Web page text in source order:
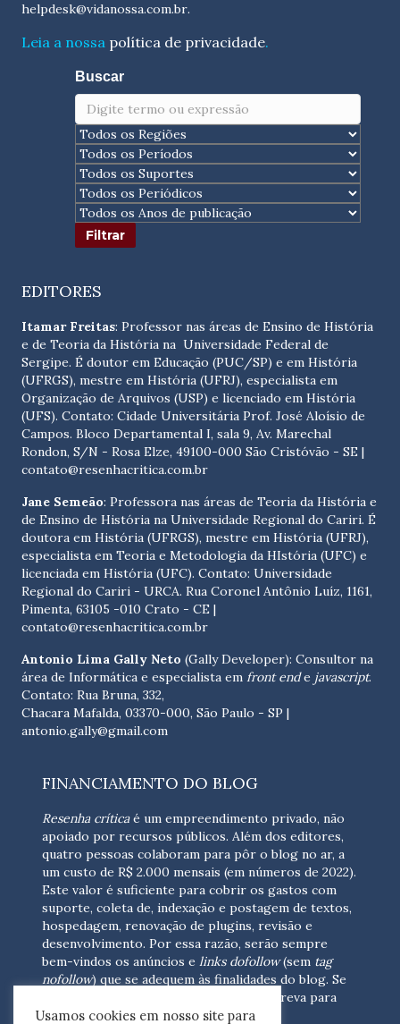
helpdesk@vidanossa.com.br.
Leia a nossa política de privacidade.
Buscar
EDITORES
Itamar Freitas: Professor nas áreas de Ensino de História
e de Teoria da História na Universidade Federal de
Sergipe. É doutor em Educação (PUC/SP) e em História
(UFRGS), mestre em História (UFRJ), especialista em
Organização de Arquivos (USP) e licenciado em História
(UFS). Contato: Cidade Universitária Prof. José Aloísio de
Campos. Bloco Departamental I, sala 9, Av. Marechal
Rondon, S/N - Rosa Elze, 49100-000 São Cristóvão - SE |
contato@resenhacritica.com.br
Jane Semeão: Professora nas áreas de Teoria da História e
de Ensino de História na Universidade Regional do Cariri. É
doutora em História (UFRGS), mestre em História (UFRJ),
especialista em Teoria e Metodologia da HIstória (UFC) e
licenciada em História (UFC). Contato: Universidade
Regional do Cariri - URCA. Rua Coronel Antônio Luíz, 1161,
Pimenta, 63105 -010 Crato - CE |
contato@resenhacritica.com.br
Antonio Lima Gally Neto (Gally Developer): Consultor na
área de Informática e especialista em front ende javascript.
Contato: Rua Bruna, 332,
Chacara Mafalda, 03370-000, São Paulo - SP |
antonio.gally@gmail.com
FINANCIAMENTO DO BLOG
Resenha críticaé um empreendimento privado, não
apoiado por recursos públicos. Além dos editores,
quatro pessoas colaboram para pôr o blog no ar, a
um custo de R$ 2.000 mensais (em números de 2022).
Este valor é suficiente para cobrir os gastos com
suporte, coleta de, indexação e postagem de textos,
hospedagem, renovação de plugins, revisão e
desenvolvimento. Por essa razão, serão sempre
bem-vindos os anúncios e links dofollow(sem tag
nofollow) que se adequem às finalidades do blog. Se
escreva para
nós(contato@resenhacritica.com.br)
Usamos cookies em nosso site para